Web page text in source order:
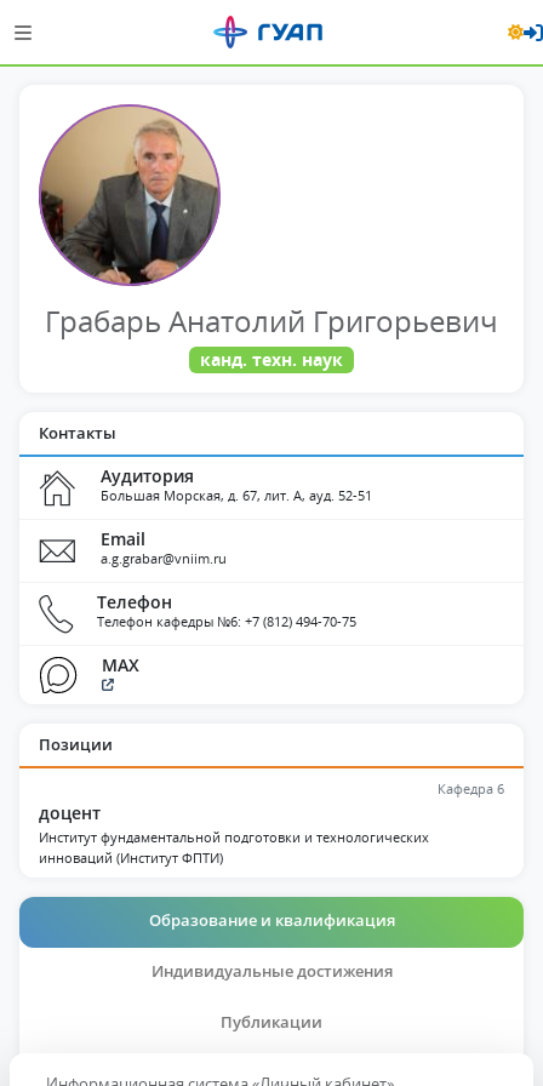
Грабарь Анатолий Григорьевич
канд. техн. наук
Контакты
Аудитория
Большая Морская, д. 67, лит. А, ауд. 52-51
Email
a.g.grabar@vniim.ru
Телефон
Телефон кафедры №6: +7 (812) 494-70-75
MAX
Позиции
Кафедра 6
доцент
Институт фундаментальной подготовки и технологических
инноваций (Институт ФПТИ)
Образование и квалификация
Индивидуальные достижения
Публикации
Дисциплины